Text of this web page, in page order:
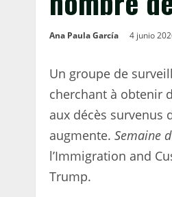
Ana Paula García 4 junio
Un groupe de
cherchant à obtenir
aux décès survenus
augmente. Semaine
l’Immigration and
Trump.